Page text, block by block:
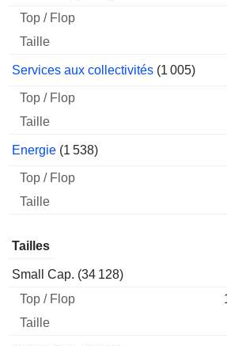
Services aux collectivités (1 005)
Energie (1 538)
Tailles
Small Cap. (34 128)